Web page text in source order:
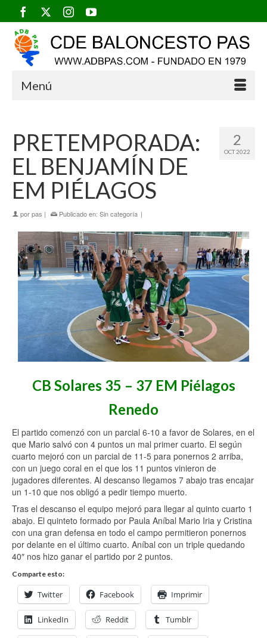
Menú
2
OCT 2022
PRETEMPORADA:
EL BENJAMÍN DE
EM PIÉLAGOS
porpas | Publicado en: Sin categoría |
CB Solares 35 – 37 EM Piélagos
Renedo
El partido comenzó con un parcial 6-10 a favor de Solares, en el
que Mario salvó con 4 puntos un mal primer cuarto. El según
cuarto mejoró con un parcial de 11-5 para ponernos 2 arriba,
con un juego coral en el que los 11 puntos vinieron de
jugadores diferentes. Al descanso llegamos 7 abajo tras encajar
un 1-10 que nos obligó a pedir tiempo muerto.
Tras el descanso el equipo mejoró para llegar al quinto cuarto 1
abajo. El quinteto formado por Paula Aníbal Mario Iria y Cristina
con una gran defensa en todo el campo permitieron ponernos
por delante en el último cuarto. Aníbal con un triple quedando
40″ nos hizo ganar el partido por 2 puntos.
Comparte esto:
Twitter Facebook Imprimir
LinkedIn Reddit Tumblr